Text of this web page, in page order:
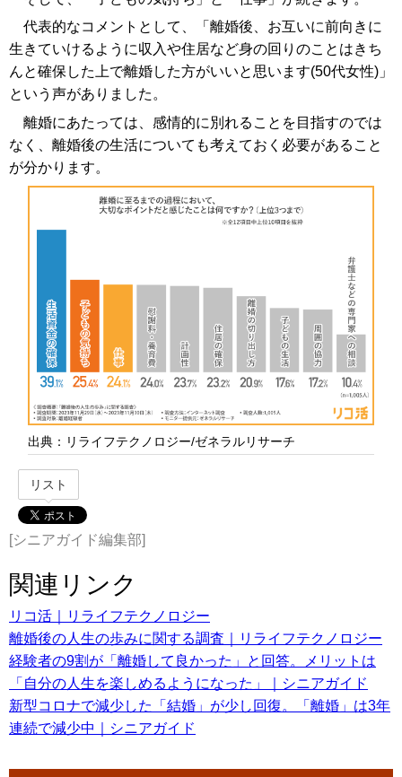
代表的なコメントとして、「離婚後、お互いに前向きに
生きていけるように収入や住居など身の回りのことはきち
んと確保した上で離婚した方がいいと思います(50代女性)」
という声がありました。
離婚にあたっては、感情的に別れることを目指すのでは
なく、離婚後の生活についても考えておく必要があること
が分かります。
出典：リライフテクノロジー/ゼネラルリサーチ
リスト
[シニアガイド編集部]
関連リンク
リコ活｜リライフテクノロジー
離婚後の人生の歩みに関する調査｜リライフテクノロジー
経験者の9割が「離婚して良かった」と回答。メリットは
「自分の人生を楽しめるようになった」｜シニアガイド
新型コロナで減少した「結婚」が少し回復。「離婚」は3年
連続で減少中｜シニアガイド